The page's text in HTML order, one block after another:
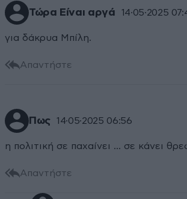
Τώρα Είναι αργά 14·05·2025
για δάκρυα Μπίλη.
Απαντήστε
Πως 14·05·2025 06:56
η πολιτική σε παχαίνει ... σε κάνει
Απαντήστε